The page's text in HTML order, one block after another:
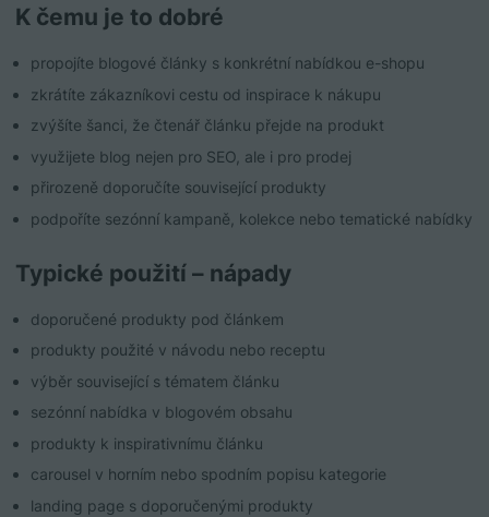
K čemu je to dobré
propojíte blogové články s konkrétní nabídkou e-shopu
zkrátíte zákazníkovi cestu od inspirace k nákupu
zvýšíte šanci, že čtenář článku přejde na produkt
využijete blog nejen pro SEO, ale i pro prodej
přirozeně doporučíte související produkty
podpoříte sezónní kampaně, kolekce nebo tematické nabídky
Typické použití – nápady
doporučené produkty pod článkem
produkty použité v návodu nebo receptu
výběr související s tématem článku
sezónní nabídka v blogovém obsahu
produkty k inspirativnímu článku
carousel v horním nebo spodním popisu kategorie
landing page s doporučenými produkty